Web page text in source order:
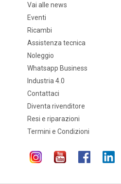
Vai alle news
Eventi
Ricambi
Assistenza tecnica
Noleggio
Whatsapp Business
Industria 4.0
Contattaci
Diventa rivenditore
Resi e riparazioni
Termini e Condizioni